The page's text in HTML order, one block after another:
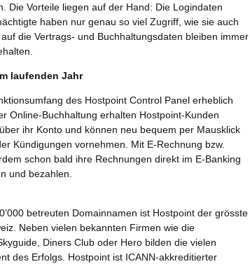
Die Vorteile liegen auf der Hand: Die Logindaten
haben nur genau so viel Zugriff, wie sie auch
die Vertrags- und Buchhaltungsdaten bleiben immer
laufenden Jahr
des Hostpoint Control Panel erheblich
Online-Buchhaltung erhalten Hostpoint-Kunden
ihr Konto und können neu bequem per Mausklick
Kündigungen vornehmen. Mit E-Rechnung bzw.
schon bald ihre Rechnungen direkt im E-Banking
und bezahlen.
betreuten Domainnamen ist Hostpoint der grösste
Neben vielen bekannten Firmen wie die
Diners Club oder Hero bilden die vielen
des Erfolgs. Hostpoint ist ICANN-akkreditierter